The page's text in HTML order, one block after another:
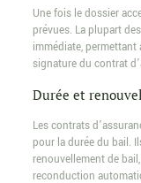
Une fois le dossier
prévues. La plupart
immédiate,
signature du contrat
Durée et
Les contrats
pour la durée du bail.
renouvellement de
reconduction